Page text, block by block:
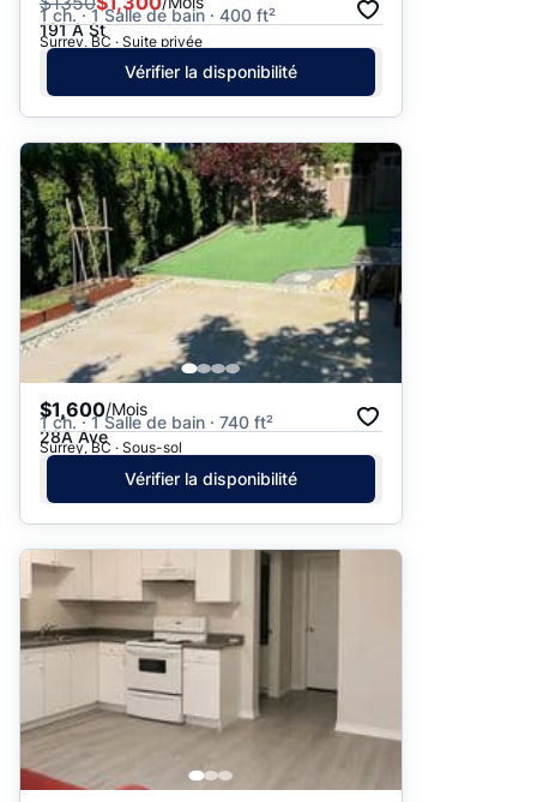
1 ch. · 1 Salle de bain · 400 ft²
191 A St
Surrey, BC · Suite privée
Vérifier la disponibilité
$1,600/Mois
1 ch. · 1 Salle de bain · 740 ft²
28A Ave
Surrey, BC · Sous-sol
Vérifier la disponibilité